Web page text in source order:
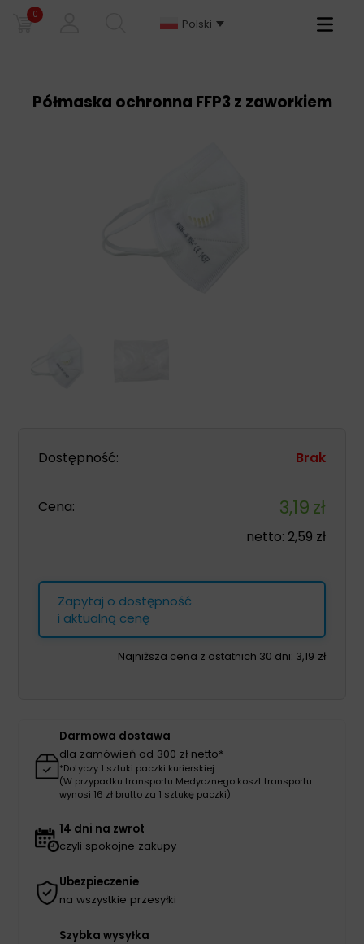
0
Polski
Primary
Półmaska ochronna FFP3 z zaworkiem
Dostępność: Brak
Cena: 3,19zł
netto: 2,59 zł
Zapytaj o dostępność
i aktualną cenę
Najniższa cena z ostatnich 30 dni: 3,19 zł
Darmowa dostawa
dla zamówień od 300 zł netto*
*Dotyczy 1 sztuki paczki kurierskiej
(W przypadku transportu Medycznego koszt transportu
wynosi 16 zł brutto za 1 sztukę paczki)
14 dni na zwrot
czyli spokojne zakupy
Ubezpieczenie
na wszystkie przesyłki
Szybka wysyłka